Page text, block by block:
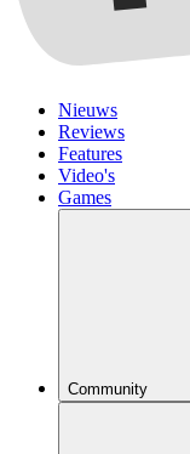
Nieuws
Reviews
Features
Video's
Games
Community